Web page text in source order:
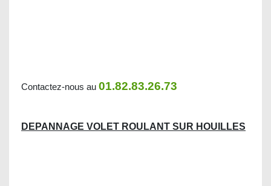
Contactez-nous au 01.82.83.26.73
DEPANNAGE VOLET ROULANT SUR HOUILLES